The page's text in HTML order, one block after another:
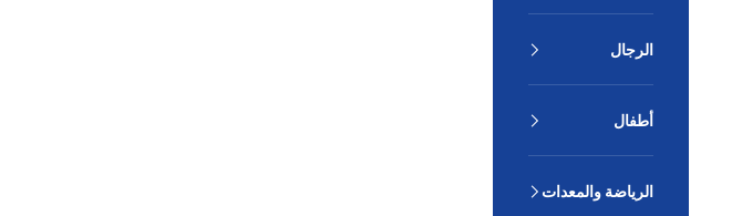
الرجال
أطفال
الرياضة والمعدات